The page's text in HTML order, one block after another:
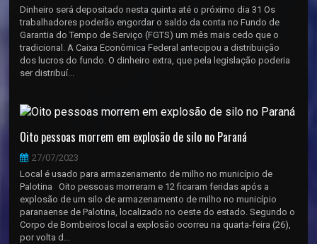
Dinheiro será depositado nesta quinta até o próximo dia 31 Os
trabalhadores poderão engordar o saldo da conta no Fundo de
Garantia do Tempo de Serviço (FGTS) um mês mais cedo que o
tradicional. A Caixa Econômica Federal antecipou a distribuição
dos lucros do fundo. O dinheiro extra, que pela legislação poderia
ser distribuí...
Oito pessoas morrem em explosão de silo no Paraná
27/07/2023
Local é usado para armazenamento de milho no município de
Palotina Oito pessoas morreram e 12 ficaram feridas após a
explosão de um silo de armazenamento de milho no município
paranaense de Palotina, localizado no oeste do estado. Segundo o
Corpo de Bombeiros local a explosão ocorreu na quarta-feira (26),
por volta d...